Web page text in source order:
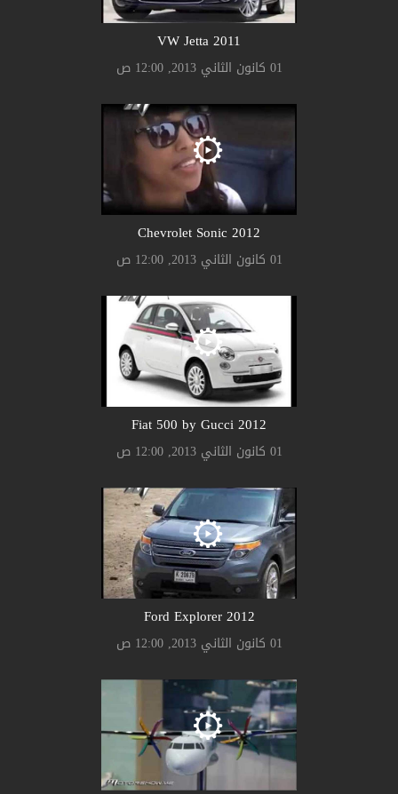
2011 VW Jetta
01 كانون الثاني 2013, 12:00 ص
2012 Chevrolet Sonic
01 كانون الثاني 2013, 12:00 ص
2012 Fiat 500 by Gucci
01 كانون الثاني 2013, 12:00 ص
2012 Ford Explorer
01 كانون الثاني 2013, 12:00 ص